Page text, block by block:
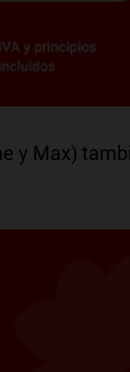
y Max)